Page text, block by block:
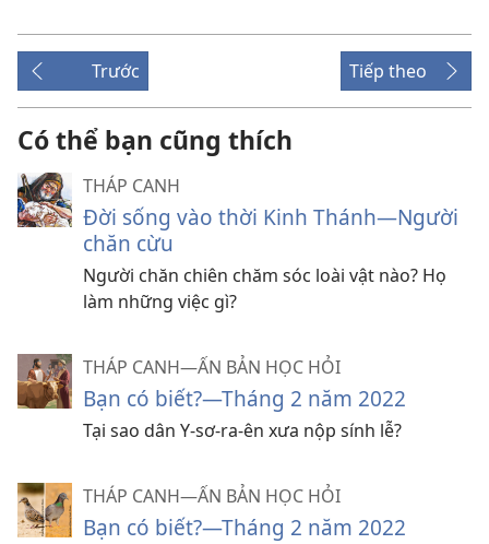
Trước Tiếp theo
Có thể bạn cũng thích
THÁP CANH
Đời sống vào thời Kinh Thánh—Người
chăn cừu
Người chăn chiên chăm sóc loài vật nào? Họ
làm những việc gì?
THÁP CANH—ẤN BẢN HỌC HỎI
Bạn có biết?​—Tháng 2 năm 2022
Tại sao dân Y-sơ-ra-ên xưa nộp sính lễ?
THÁP CANH—ẤN BẢN HỌC HỎI
Bạn có biết?​—Tháng 2 năm 2022